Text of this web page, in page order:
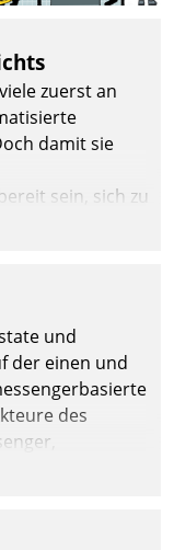
zuerst an
damit sie
sein, sich zu
sie an ihr
und
der einen und
des
oder